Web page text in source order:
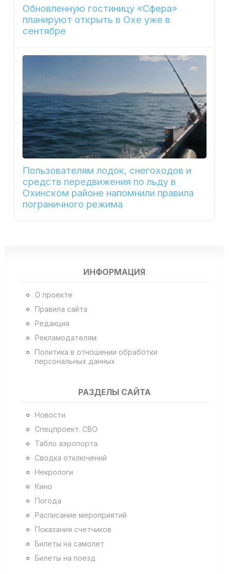
Обновленную гостиницу «Сфера»
планируют открыть в Охе уже в
сентябре
Пользователям лодок, снегоходов и
средств передвижения по льду в
Охинском районе напомнили правила
пограничного режима
ИНФОРМАЦИЯ
О проекте
Правила сайта
Редакция
Рекламодателям
Политика в отношении обработки
персональных данных
РАЗДЕЛЫ САЙТА
Новости
Спецпроект. СВО
Табло аэропорта
Сводка отключений
Некрологи
Кино
Погода
Расписание мероприятий
Показания счетчиков
Билеты на самолет
Билеты на поезд